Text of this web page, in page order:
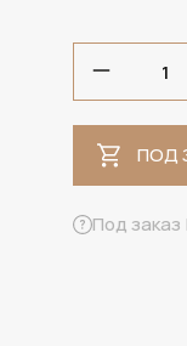
ПОД
Под заказ